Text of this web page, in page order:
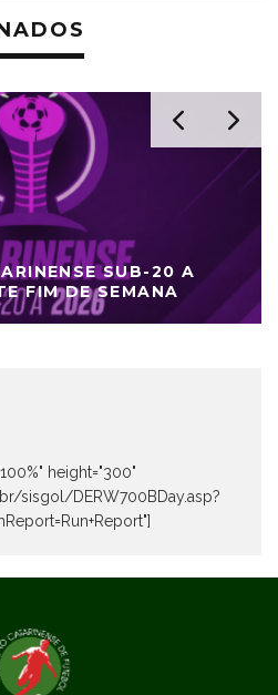
SUB-20 A
FIM DE SEMANA
height="300"
sisgol/DERW700BDay.asp?